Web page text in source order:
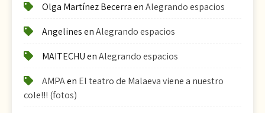
Olga Martínez BecerraenAlegrando espacios
AngelinesenAlegrando espacios
MAITECHUenAlegrando espacios
AMPAen El teatro de Malaeva viene a nuestro
cole!!! (fotos)